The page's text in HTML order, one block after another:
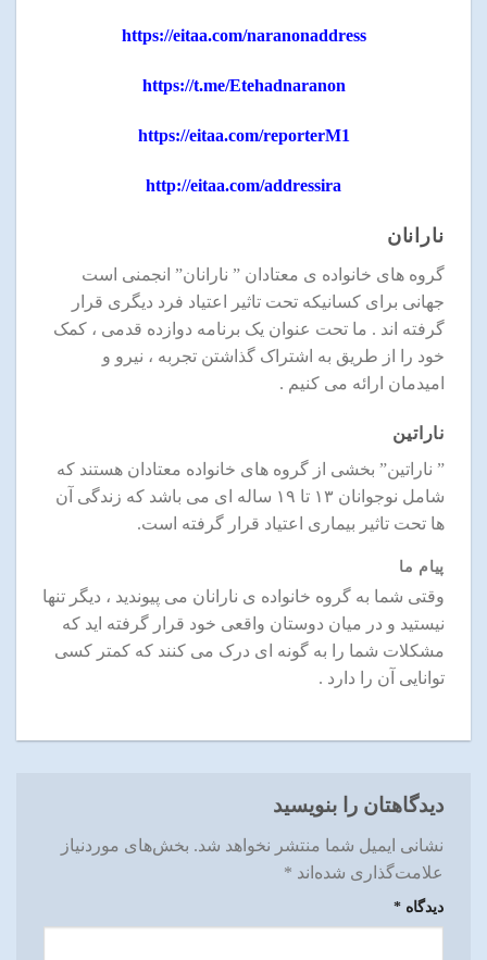
https://eitaa.com/naranonaddress
https://t.me/Etehadnaranon
https://eitaa.com/reporterM1
http://eitaa.com/addressira
نارانان
گروه های خانواده ی معتادان ” نارانان” انجمنی است
جهانی برای کسانیکه تحت تاثیر اعتیاد فرد دیگری قرار
گرفته اند . ما تحت عنوان یک برنامه دوازده قدمی ، کمک
خود را از طریق به اشتراک گذاشتن تجربه ، نیرو و
امیدمان ارائه می کنیم .
ناراتین
” ناراتین” بخشی از گروه های خانواده معتادان هستند که
شامل نوجوانان ۱۳ تا ۱۹ ساله ای می باشد که زندگی آن
ها تحت تاثیر بیماری اعتیاد قرار گرفته است.
پیام ما
وقتی شما به گروه خانواده ی نارانان می پیوندید ، دیگر تنها
نیستید و در میان دوستان واقعی خود قرار گرفته اید که
مشکلات شما را به گونه ای درک می کنند که کمتر کسی
توانایی آن را دارد .
دیدگاهتان را بنویسید
نشانی ایمیل شما منتشر نخواهد شد. بخش‌های موردنیاز
علامت‌گذاری شده‌اند *
دیدگاه *